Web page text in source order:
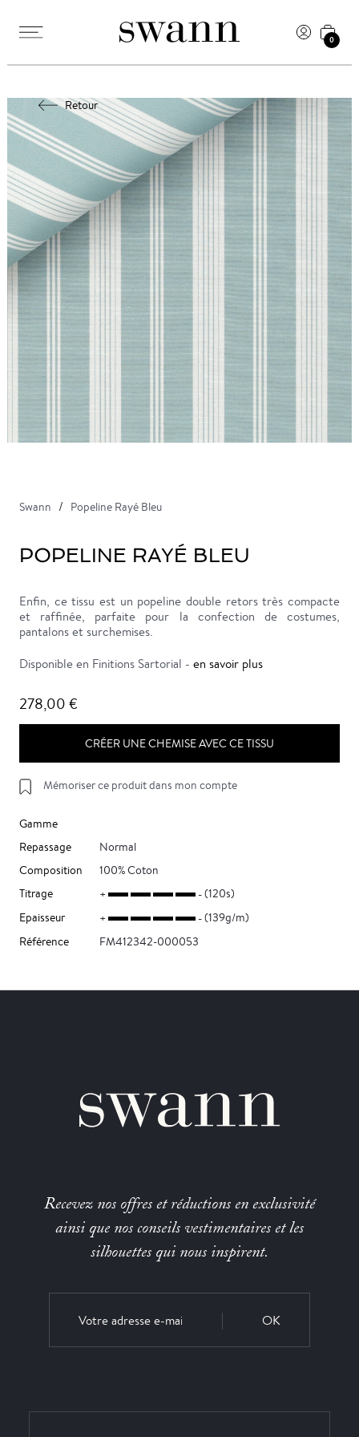
0
Retour
Swann Popeline Rayé Bleu
POPELINE RAYÉ BLEU
Enfin, ce tissu est un popeline double retors très compacte
et raffinée, parfaite pour la confection de costumes,
pantalons et surchemises.
Disponible en Finitions Sartorial - en savoir plus
278,00 €
CRÉER UNE CHEMISE AVEC CE TISSU
Mémoriser ce produit dans mon compte
Gamme
Repassage
Normal
Composition
100% Coton
Titrage
(120s)
Epaisseur
(139g/m)
Référence
FM412342-000053
Recevez nos offres et réductions en exclusivité
ainsi que nos conseils vestimentaires et les
silhouettes qui nous inspirent.
OK